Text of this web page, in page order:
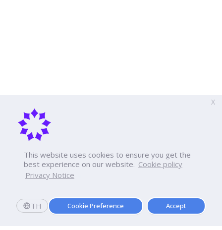
This website uses cookies to ensure you get the
best experience on our website. Cookie policy
Privacy Notice
TH Cookie Preference Accept
X